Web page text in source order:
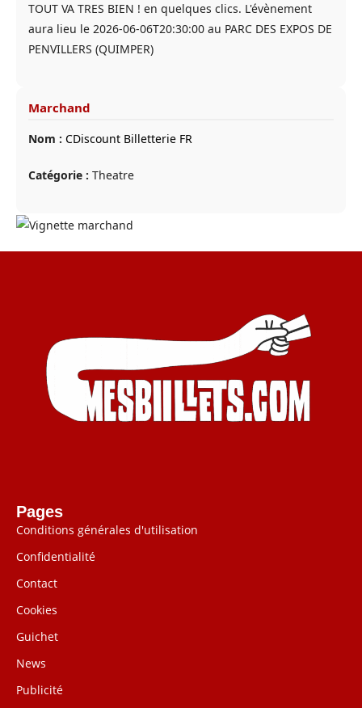
TOUT VA TRES BIEN ! en quelques clics. L'évènement
aura lieu le 2026-06-06T20:30:00 au PARC DES EXPOS DE
PENVILLERS (QUIMPER)
Marchand
Nom : CDiscount Billetterie FR
Catégorie : Theatre
Pages
Conditions générales d'utilisation
Confidentialité
Contact
Cookies
Guichet
News
Publicité